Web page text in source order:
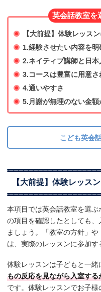
英会話教室を
【大前提】体験レッス
1.経験させたい内容を明
2.ネイティブ講師と日
3.コースは豊富に用意さ
4.通いやすさ
5.月謝が無理のない金額
こども英会
【大前提】体験レッス
本項目では英会話教室を選
の項目を確認したとしても
ましょう。「教室の方針」や
は、実際のレッスンに参加す
体験レッスンは子どもと一緒
もの反応を見ながら入室す
です。体験レッスンでお子